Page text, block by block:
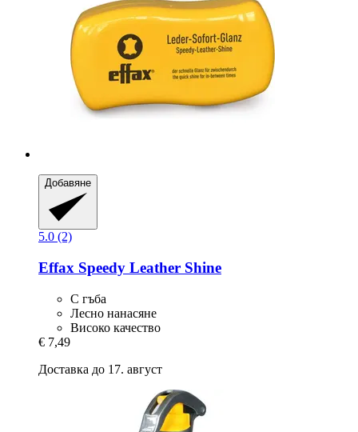
Добавяне
5.0 (2)
Effax Speedy Leather Shine
С гъба
Лесно нанасяне
Високо качество
€ 7,49
Доставка до 17. август